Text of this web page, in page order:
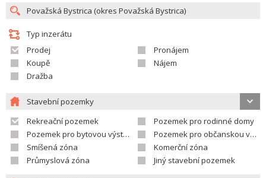
Typ inzerátu
Prodej
Pronájem
Koupě
Nájem
Dražba
Stavební pozemky
Rekreační pozemek
Pozemek pro rodinné domy
Pozemek pro bytovou výstavbu
Pozemek pro občanskou vybavenost
Smíšená zóna
Komerční zóna
Průmyslová zóna
Jiný stavební pozemek